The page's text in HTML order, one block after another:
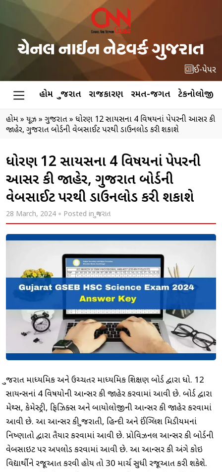
ઈ-પેપર
હોમ ગુજરાત રાજકારણ રમત-જગત ટેકનોલોજી
હોમ» ન્યૂઝ » ગુજરાત» ધોરણ 12 સાયન્સના 4 વિષયનાં પેપરની આન્સર કી
જાહેર, ગુજરાત બોર્ડની વેબસાઈટ પરથી ડાઉનલોડ કરી શકાશે
ધોરણ 12 સાયન્સના 4 વિષયનાં પેપરની
આન્સર કી જાહેર, ગુજરાત બોર્ડની
વેબસાઈટ પરથી ડાઉનલોડ કરી શકાશે
28 March, 2024 Posted inગુજરાત
ગુજરાત માધ્યમિક અને ઉચ્ચતર માધ્યમિક શિક્ષણ બોર્ડ દ્વારા ધો. 12
સાયન્સનાં 4 વિષયોની આન્સર કી જાહેર કરવામાં આવી છે. બોર્ડ દ્વારા
મેથ્સ, કેમેસ્ટ્રી, ફિઝિક્સ અને બાયોલોજીની આન્સર કી જાહેર કરવામાં
આવી છે. આ આન્સર કી ગુજરાતી, હિન્દી અને ઈંગ્લિશ મિડીયમનાં
નિષ્ણાતો દ્વારા તૈયાર કરવામાં આવી છે. પ્રોવિઝનલ આન્સર કી બોર્ડની
વેબસાઇટ પર અપલોડ કરવામાં આવી છે. આ આન્સર કી અંગે કોઇ
વિદ્યાર્થીને રજૂઆત કરવી હોય તો 30 માર્ચ સુધી રજૂઆત કરી શકેશે.